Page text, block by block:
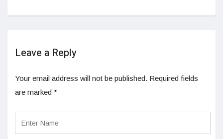
Leave a Reply
Your email address will not be published. Required fields
are marked *